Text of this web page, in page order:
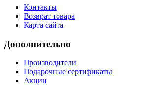
Контакты
Возврат товара
Карта сайта
Дополнительно
Производители
Подарочные сертификаты
Акции